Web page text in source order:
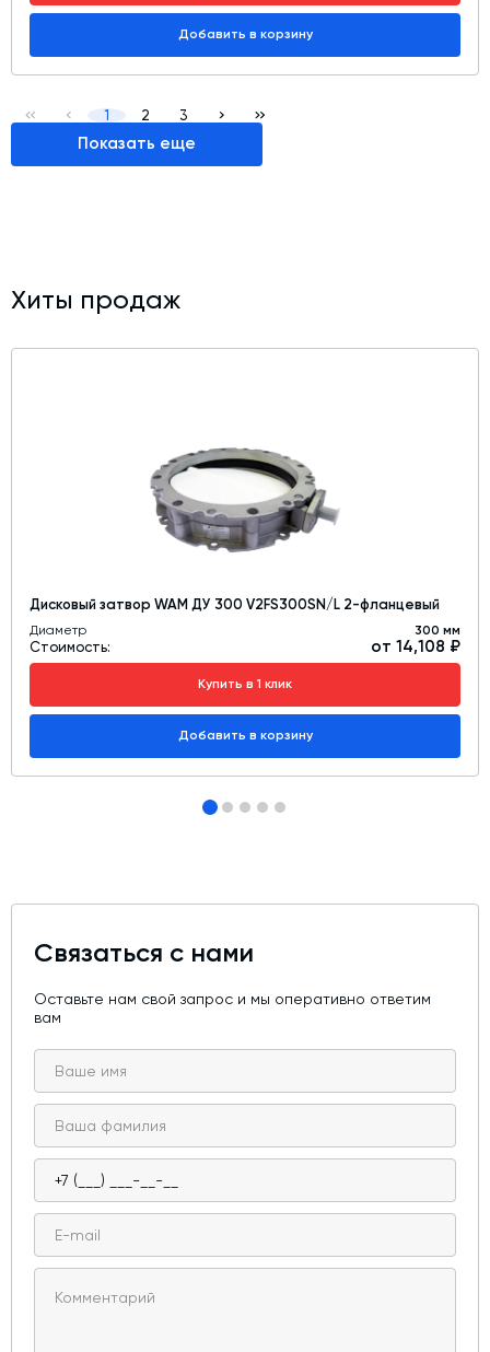
Добавить в корзину
1 2 3
Показать еще
Хиты продаж
Дисковый затвор WAM ДУ 300 V2FS300SN/L 2-фланцевый
Диаметр 300 мм
Стоимость: от 14,108 ₽
Купить в 1 клик
Добавить в корзину
Связаться с нами
Оставьте нам свой запрос и мы оперативно ответим
вам